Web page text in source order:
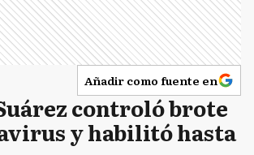
Añadir como fuente en
controló brote
y habilitó hasta